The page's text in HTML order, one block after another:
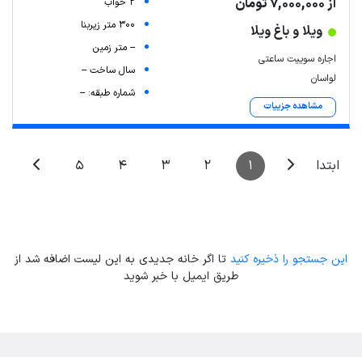
از 7,000,000 تومان
ویلا و باغ ویلا
اجاره سوییت ساعتی
لواسان
مشاهده جزییات
300 متر زیربنا
-- متر زمین
سال ساخت --
شماره طبقه: --
ابتدا 1
2
3
4
5
این جستجو را ذخیره کنید تا اگر خانه جدیدی به این لیست اضافه شد از
طریق ایمیل با خبر شوید